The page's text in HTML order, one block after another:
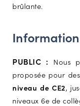
brûlante.
PUBLIC : Nous
proposée pour
niveau de CE2,
niveaux 6e de